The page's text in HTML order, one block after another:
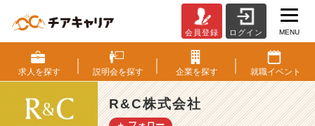
ン
タ
ー
ン
生
会員登録 ログイン MENU
求人を探す 説明会を探す 企業を探す 就職イベント
R&C株式会社